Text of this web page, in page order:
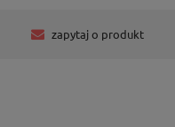
zapytaj o produkt